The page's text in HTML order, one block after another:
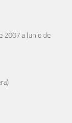
2007 a Junio de